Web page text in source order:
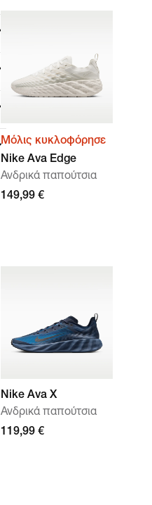
Μόλις κυκλοφόρησε
Nike Ava Edge
Ανδρικά παπούτσια
149,99 €
Nike Ava X
Ανδρικά παπούτσια
119,99 €